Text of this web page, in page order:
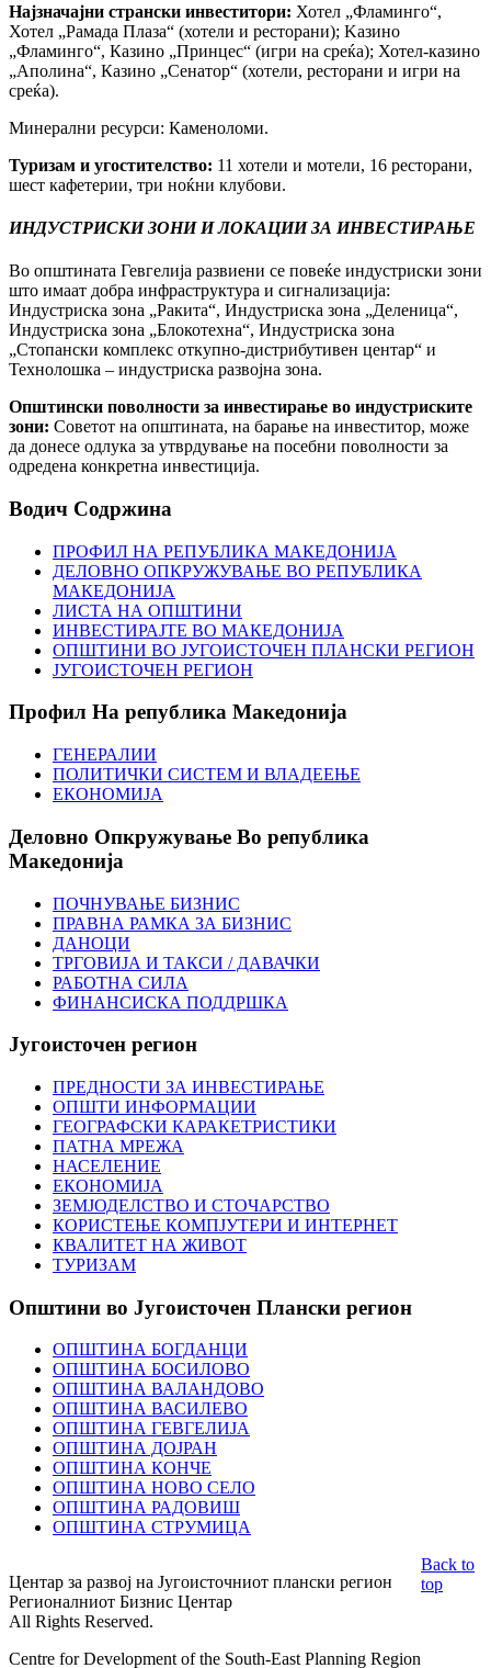
Најзначајни странски инвеститори: Хотел „Фламинго“,
Хотел „Рамада Плаза“ (хотели и ресторани); Kазино
„Фламинго“, Казино „Принцес“ (игри на среќа); Хотел-казино
„Аполина“, Казино „Сенатор“ (хотели, ресторани и игри на
среќа).
Минерални ресурси: Каменоломи.
Туризам и угостителство: 11 хотели и мотели, 16 ресторани,
шест кафетерии, три ноќни клубови.
ИНДУСТРИСКИ ЗОНИ И ЛОКАЦИИ ЗА ИНВЕСТИРАЊЕ
Во општината Гевгелија развиени се повеќе индустриски зони
што имаат добра инфраструктура и сигнализација:
Индустриска зона „Ракита“, Индустриска зона „Деленица“,
Индустриска зона „Блокотехна“, Индустриска зона
„Стопански комплекс откупно-дистрибутивен центар“ и
Технолошка – индустриска развојна зона.
Општински поволности за инвестирање во индустриските
зони: Советот на општината, на барање на инвеститор, може
да донесе одлука за утврдување на посебни поволности за
одредена конкретна инвестиција.
Водич Содржина
ПРОФИЛ НА РЕПУБЛИКА МАКЕДОНИЈА
ДЕЛОВНО ОПКРУЖУВАЊЕ ВО РЕПУБЛИКА
МАКЕДОНИЈА
ЛИСТА НА ОПШТИНИ
ИНВЕСТИРАЈТЕ ВО МАКЕДОНИЈА
ОПШТИНИ ВО ЈУГОИСТОЧЕН ПЛАНСКИ РЕГИОН
ЈУГОИСТОЧЕН РЕГИОН
Профил На република Македонија
ГЕНЕРАЛИИ
ПОЛИТИЧКИ СИСТЕМ И ВЛАДЕЕЊЕ
ЕКОНОМИЈА
Деловно Опкружување Во република
Македонија
ПОЧНУВАЊЕ БИЗНИС
ПРАВНА РАМКА ЗА БИЗНИС
ДАНОЦИ
ТРГОВИЈА И ТАКСИ / ДАВАЧКИ
РАБОТНА СИЛА
ФИНАНСИСКА ПОДДРШКА
Југоисточен регион
ПРЕДНОСТИ ЗА ИНВЕСТИРАЊЕ
ОПШТИ ИНФОРМАЦИИ
ГЕОГРАФСКИ КАРАКЕТРИСТИКИ
ПАТНА МРЕЖА
НАСЕЛЕНИЕ
ЕКОНОМИЈА
ЗЕМЈОДЕЛСТВО И СТОЧАРСТВО
КОРИСТЕЊЕ КОМПЈУТЕРИ И ИНТЕРНЕТ
КВАЛИТЕТ НА ЖИВОТ
ТУРИЗАМ
Општини во Југоисточен Плански регион
ОПШТИНА БОГДАНЦИ
ОПШТИНА БОСИЛОВО
ОПШТИНА ВАЛАНДОВО
ОПШТИНА ВАСИЛЕВО
ОПШТИНА ГЕВГЕЛИЈА
ОПШТИНА ДОЈРАН
ОПШТИНА КОНЧЕ
ОПШТИНА НОВО СЕЛО
ОПШТИНА РАДОВИШ
ОПШТИНА СТРУМИЦА
Центар за развој на Југоисточниот плански регион
Регионалниот Бизнис Центар
All Rights Reserved.
Centre for Development of the South-East Planning Region
Back to
top